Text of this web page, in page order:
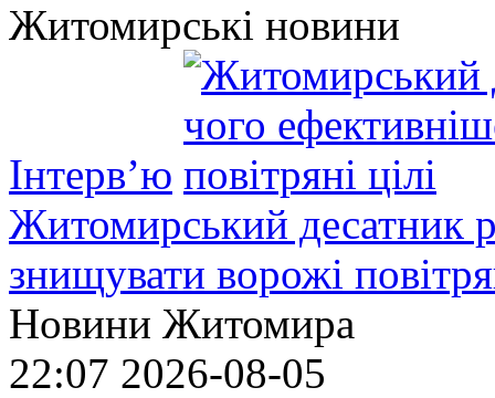
Житомирські новини
Інтерв’ю
Житомирський десатник
знищувати ворожі
Новини Житомира
22:07 2026-08-05